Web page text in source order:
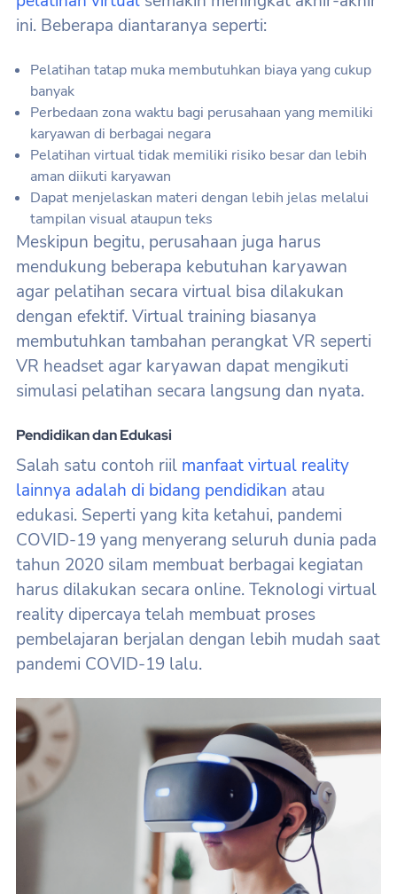
ini. Beberapa diantaranya seperti:
Pelatihan tatap muka membutuhkan biaya yang cukup
banyak
Perbedaan zona waktu bagi perusahaan yang memiliki
karyawan di berbagai negara
Pelatihan virtual tidak memiliki risiko besar dan lebih
aman diikuti karyawan
Dapat menjelaskan materi dengan lebih jelas melalui
tampilan visual ataupun teks
Meskipun begitu, perusahaan juga harus
mendukung beberapa kebutuhan karyawan
agar pelatihan secara virtual bisa dilakukan
dengan efektif. Virtual training biasanya
membutuhkan tambahan perangkat VR seperti
VR headset agar karyawan dapat mengikuti
simulasi pelatihan secara langsung dan nyata.
Pendidikan dan Edukasi
Salah satu contoh riil manfaat virtual reality
lainnya adalah di bidang pendidikan atau
edukasi. Seperti yang kita ketahui, pandemi
COVID-19 yang menyerang seluruh dunia pada
tahun 2020 silam membuat berbagai kegiatan
harus dilakukan secara online. Teknologi virtual
reality dipercaya telah membuat proses
pembelajaran berjalan dengan lebih mudah saat
pandemi COVID-19 lalu.